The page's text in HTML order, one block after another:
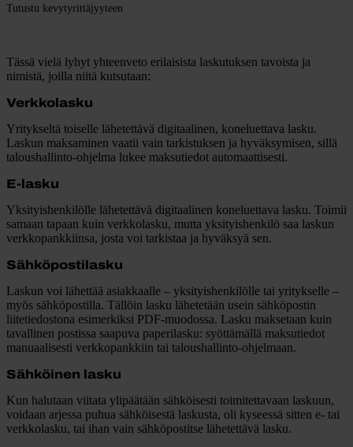
Tutustu kevytyrittäjyyteen
Tässä vielä lyhyt yhteenveto erilaisista laskutuksen tavoista ja
nimistä, joilla niitä kutsutaan:
Verkkolasku
Yritykseltä toiselle lähetettävä digitaalinen, koneluettava lasku.
Laskun maksaminen vaatii vain tarkistuksen ja hyväksymisen, sillä
taloushallinto-ohjelma lukee maksutiedot automaattisesti.
E-lasku
Yksityishenkilölle lähetettävä digitaalinen koneluettava lasku. Toimii
samaan tapaan kuin verkkolasku, mutta yksityishenkilö saa laskun
verkkopankkiinsa, josta voi tarkistaa ja hyväksyä sen.
Sähköpostilasku
Laskun voi lähettää asiakkaalle – yksityishenkilölle tai yritykselle –
myös sähköpostilla. Tällöin lasku lähetetään usein sähköpostin
liitetiedostona esimerkiksi PDF-muodossa. Lasku maksetaan kuin
tavallinen postissa saapuva paperilasku: syöttämällä maksutiedot
manuaalisesti verkkopankkiin tai taloushallinto-ohjelmaan.
Sähköinen lasku
Kun halutaan viitata ylipäätään sähköisesti toimitettavaan laskuun,
voidaan arjessa puhua sähköisestä laskusta, oli kyseessä sitten e- tai
verkkolasku, tai ihan vain sähköpostitse lähetettävä lasku.